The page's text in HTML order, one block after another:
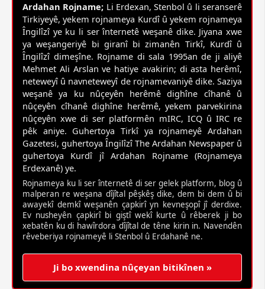
Ardahan Rojname; Li Erdexan, Stenbol û li seranserê
Tirkiyeyê, yekem rojnameya Kurdî û yekem rojnameya
Îngilîzî ye ku li ser înternetê weşanê dike. Jiyana xwe
ya weşangeriyê bi giranî bi zimanên Tirkî, Kurdî û
Îngilîzî dimeşîne. Rojname di sala 1995an de ji aliyê
Mehmet Ali Arslan ve hatiye avakirin; di asta herêmî,
neteweyî û navneteweyî de rojnamevaniyê dike. Saziya
weşanê ya ku nûçeyên herêmê dighîne cîhanê û
nûçeyên cîhanê dighîne herêmê, yekem parvekirina
nûçeyên xwe di ser platformên mIRC, ICQ û IRC re
pêk aniye. Guhertoya Tirkî ya rojnameyê Ardahan
Gazetesi, guhertoya Îngilîzî The Ardahan Newspaper û
guhertoya Kurdî jî Ardahan Rojname (Rojnameya
Erdexanê) ye.
Rojnameya ku li ser înternetê di ser gelek platform, blog û
malperan re weşana dîjîtal pêşkêş dike, dem bi dem û bi
awayekî demkî weşanên çapkirî yn kevneşopî jî derdixe.
Ev nusheyên çapkirî bi giştî wekî kurte û rêberek ji bo
xebatên ku di hawîrdora dîjîtal de têne kirin in. Navendên
rêveberiya rojnameyê li Stenbol û Erdahanê ne.
Ji bo xwendina nûçeyan bitikînen »